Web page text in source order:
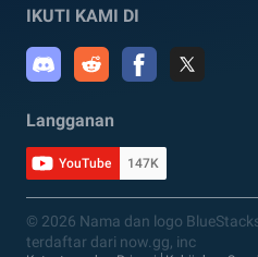
IKUTI KAMI DI
Langganan
YouTube 147K
© 2026 Nama dan logo
terdaftar dari now.gg, inc